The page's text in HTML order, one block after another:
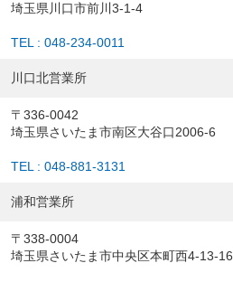
埼玉県川口市前川3-1-4
TEL : 048-234-0011
川口北営業所
〒336-0042
埼玉県さいたま市南区大谷口2006-6
TEL : 048-881-3131
浦和営業所
〒338-0004
埼玉県さいたま市中央区本町西4-13-16